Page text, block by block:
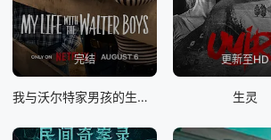
完结
我与沃尔特家男孩的生活 第三季
更新至HD
生灵